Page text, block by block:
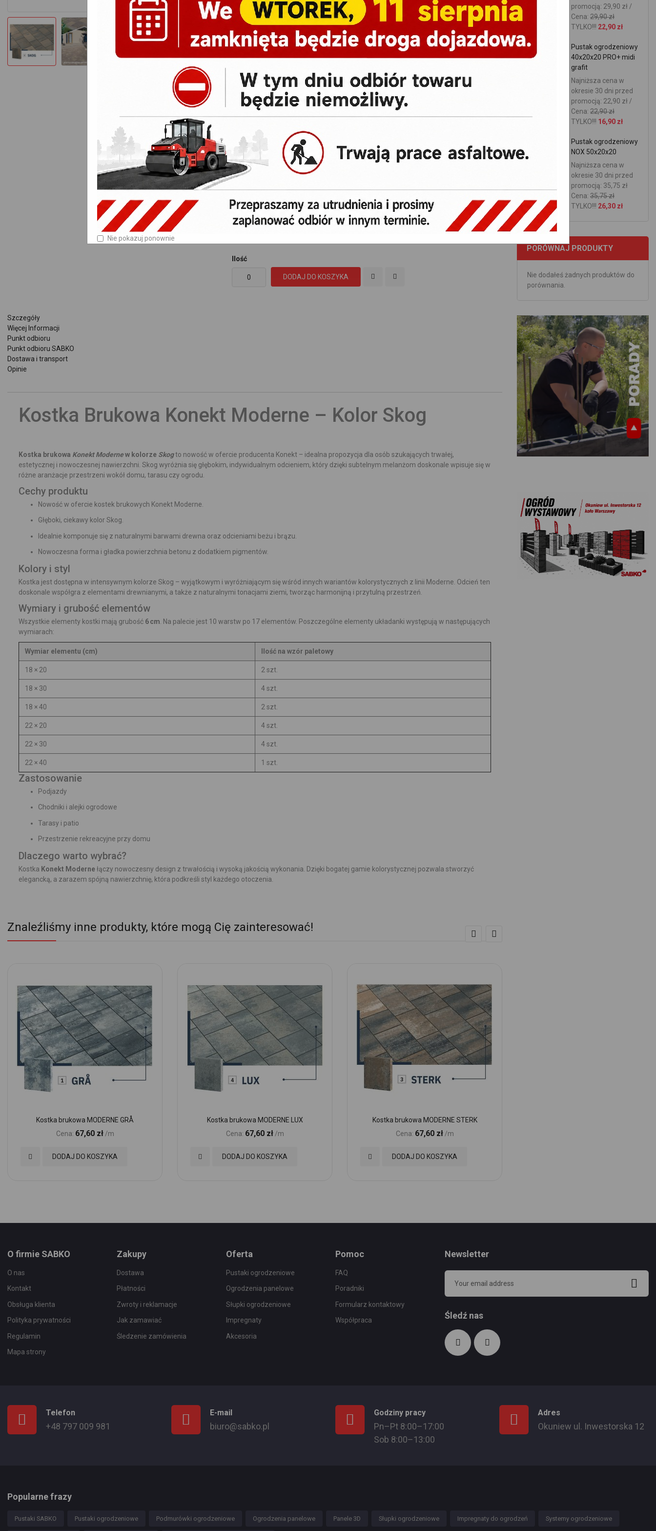
Dostępne warianty/kolory
Ilość
DODAJ DO KOSZYKA
Szczegóły
Więcej Informacji
Punkt odbioru
Punkt odbioru SABKO
Dostawa i transport
Opinie
Kostka Brukowa Konekt Moderne – Kolor Skog
Kostka brukowa Konekt Modernew kolorze Skogto nowość w ofercie producenta Konekt – idealna propozycja dla osób szukających trwałej,
estetycznej i nowoczesnej nawierzchni. Skog wyróżnia się głębokim, indywidualnym odcieniem, który dzięki subtelnym melanżom doskonale wpisuje się w
różne aranżacje przestrzeni wokół domu, tarasu czy ogrodu.
Cechy produktu
Nowość w ofercie kostek brukowych Konekt Moderne.
Głęboki, ciekawy kolor Skog.
Idealnie komponuje się z naturalnymi barwami drewna oraz odcieniami beżu i brązu.
Nowoczesna forma i gładka powierzchnia betonu z dodatkiem pigmentów.
Kolory i styl
Kostka jest dostępna w intensywnym kolorze Skog – wyjątkowym i wyróżniającym się wśród innych wariantów kolorystycznych z linii Moderne. Odcień ten
doskonale współgra z elementami drewnianymi, a także z naturalnymi tonacjami ziemi, tworząc harmonijną i przytulną przestrzeń.
Wymiary i grubość elementów
Wszystkie elementy kostki mają grubość 6 cm . Na palecie jest 10 warstw po 17 elementów. Poszczególne elementy układanki występują w następujących
wymiarach:
Wymiar elementu (cm) Ilość na wzór paletowy
18 × 20 2 szt.
18 × 30 4 szt.
18 × 40 2 szt.
22 × 20 4 szt.
22 × 30 4 szt.
22 × 40 1 szt.
Zastosowanie
Podjazdy
Chodniki i alejki ogrodowe
Tarasy i patio
Przestrzenie rekreacyjne przy domu
Dlaczego warto wybrać?
Kostka Konekt Modernełączy nowoczesny design z trwałością i wysoką jakością wykonania. Dzięki bogatej gamie kolorystycznej pozwala stworzyć
elegancką, a zarazem spójną nawierzchnię, która podkreśli styl każdego otoczenia.
Znaleźliśmy inne produkty, które mogą Cię zainteresować!
Kostka brukowa MODERNE GRÅ
Cena: 67,60 zł /m
DODAJ DO KOSZYKA
Dodaj
Kostka brukowa MODERNE LUX
Cena: 67,60 zł /m
DODAJ DO KOSZYKA
Dodaj
Kostka brukowa MODERNE STERK
Cena: 67,60 zł /m
DODAJ DO KOSZYKA
Dodaj
promocją: 29,90 zł /
Cena: 29,90 zł
TYLKO!!! 22,90 zł
Pustak ogrodzeniowy
40x20x20 PRO+ midi
grafit
Najniższa cena w
okresie 30 dni przed
promocją: 22,90 zł /
Cena: 22,90 zł
TYLKO!!! 16,90 zł
Pustak ogrodzeniowy
NOX 50x20x20
Najniższa cena w
okresie 30 dni przed
promocją: 35,75 zł
Cena: 35,75 zł
TYLKO!!! 26,30 zł
PORÓWNAJ PRODUKTY
Nie dodałeś żadnych produktów do
porównania.
Nie pokazuj ponownie
O firmie SABKO
O nas
Kontakt
Obsługa klienta
Polityka prywatności
Regulamin
Mapa strony
Zakupy
Dostawa
Płatności
Zwroty i reklamacje
Jak zamawiać
Śledzenie zamówienia
Oferta
Pustaki ogrodzeniowe
Ogrodzenia panelowe
Słupki ogrodzeniowe
Impregnaty
Akcesoria
Pomoc
FAQ
Poradniki
Formularz kontaktowy
Współpraca
Newsletter
Śledź nas
Telefon
+48 797 009 981
E-mail
biuro@sabko.pl
Godziny pracy
Pn–Pt 8:00–17:00
Sob 8:00–13:00
Adres
Okuniew ul. Inwestorska 12
Popularne frazy
Pustaki SABKO Pustaki ogrodzeniowe Podmurówki ogrodzeniowe Ogrodzenia panelowe Panele 3D Słupki ogrodzeniowe Impregnaty do ogrodzeń Systemy ogrodzeniowe